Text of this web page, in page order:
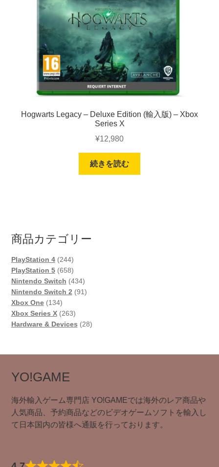
Hogwarts Legacy – Deluxe Edition (輸入版) – Xbox
Series X
¥12,980
続きを読む
商品カテゴリー
PlayStation 4 244244
個
の
商
PlayStation 5 658658
個
の
品
Nintendo Switch 434434
個
品
Nintendo Switch 2 9191
商
Xbox One 134134
個
の
Xbox Series X 263263
個
品
Hardware & Devices 2828
商
YO!GAME
海外輸入ゲーム専門店 YO!GAMEでは海外のレア商品や
人気商品、予約商品などのビデオゲームソフトを輸入し
て日本国内の皆様へ通販を行っております。